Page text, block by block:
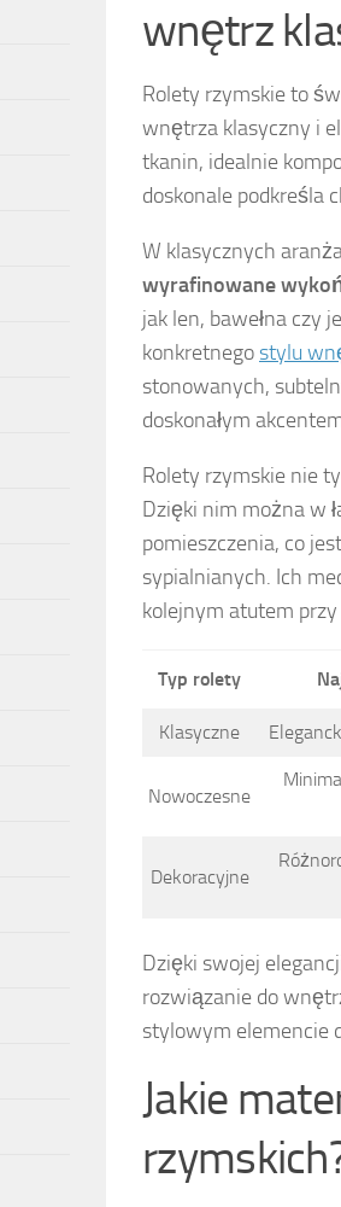
wnętrz
Rolety rzymskie to
wnętrza klasyczny i
tkanin, idealnie
doskonale podkreśla
W klasycznych
wyrafinowane
jak len, bawełna czy
konkretnego stylu
stonowanych,
doskonałym
Rolety rzymskie nie
Dzięki nim można w
pomieszczenia, co
sypialnianych. Ich
kolejnym atutem
Typ rolety
Klasyczne
Nowoczesne
Dekoracyjne
Dzięki swojej
rozwiązanie do
stylowym elemencie
Jakie